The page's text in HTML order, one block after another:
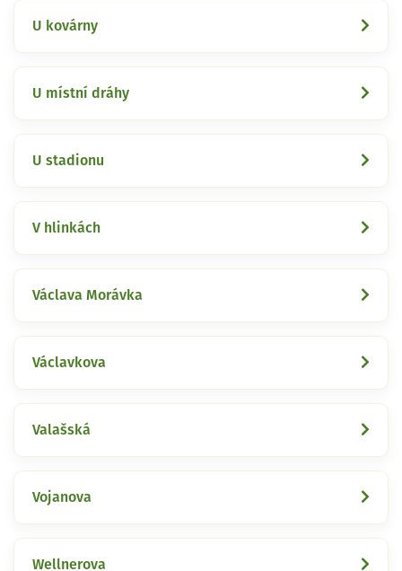
U kovárny
U místní dráhy
U stadionu
V hlinkách
Václava Morávka
Václavkova
Valašská
Vojanova
Wellnerova